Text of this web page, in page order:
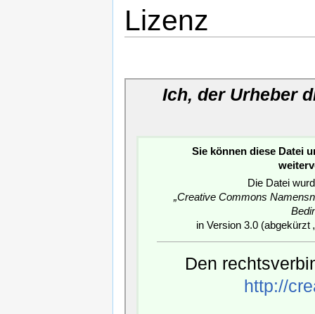
Lizenz
Ich, der Urheber
Sie können diese Datei
Die Datei
„Creative Commons
in Version 3.0 (abgekürzt
Den
http://